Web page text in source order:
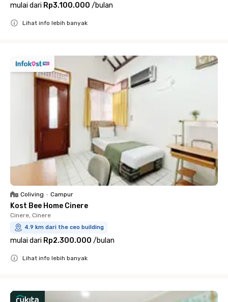
mulai dari Rp3.100.000 /bulan
Lihat info lebih banyak
Coliving • Campur
Kost Bee Home Cinere
Cinere, Cinere
4.9 km dari the ceo building
mulai dari Rp2.300.000 /bulan
Lihat info lebih banyak